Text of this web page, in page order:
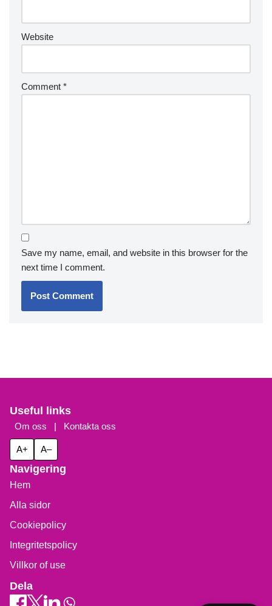
Website
Comment *
Save my name, email, and website in this browser for the
next time I comment.
Useful links
Om oss | Kontakta oss
A+ A–
Navigering
Hem
Alla sidor
Cookiepolicy
Integritetspolicy
Villkor of use
Dela